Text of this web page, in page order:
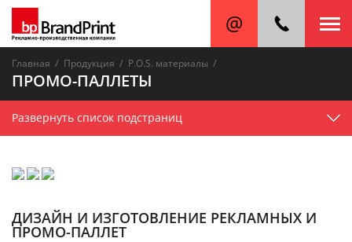
Главная / Продукция / P.O.S. материалы /
ПРОМО-ПАЛЛЕТЫ
Развернуть список подстраниц
ДИЗАЙН И ИЗГОТОВЛЕНИЕ РЕКЛАМНЫХ И
ПРОМО-ПАЛЛЕТ